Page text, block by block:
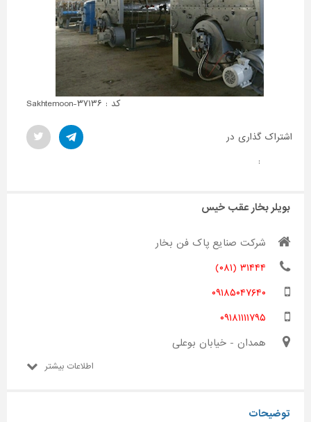
کد : Sakhtemoon-۳۷۱۳۶
اشتراک گذاری در
:
بویلر بخار عقب خیس
شرکت صنایع پاک فن بخار
۳۱۴۴۴ (۰۸۱)
۰۹۱۸۵۰۴۷۶۴۰
۰۹۱۸۱۱۱۱۷۹۵
همدان - خیابان بوعلی
اطلاعات بیشتر
توضیحات